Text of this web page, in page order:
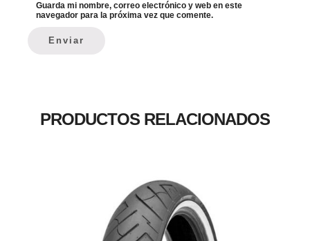
Guarda mi nombre, correo electrónico y web en este
navegador para la próxima vez que comente.
PRODUCTOS RELACIONADOS